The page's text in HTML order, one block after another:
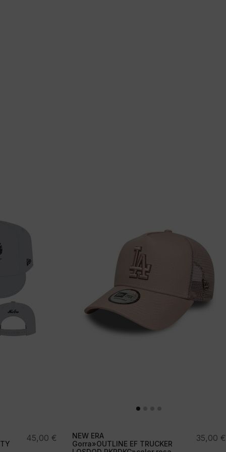
45,00 €
NEW ERA
Gorra»OUTLINE EF TRUCKER
35,00 €